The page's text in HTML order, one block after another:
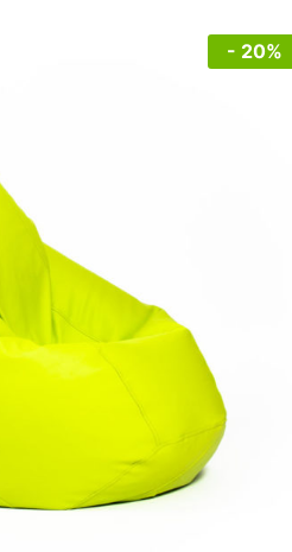
- 20%